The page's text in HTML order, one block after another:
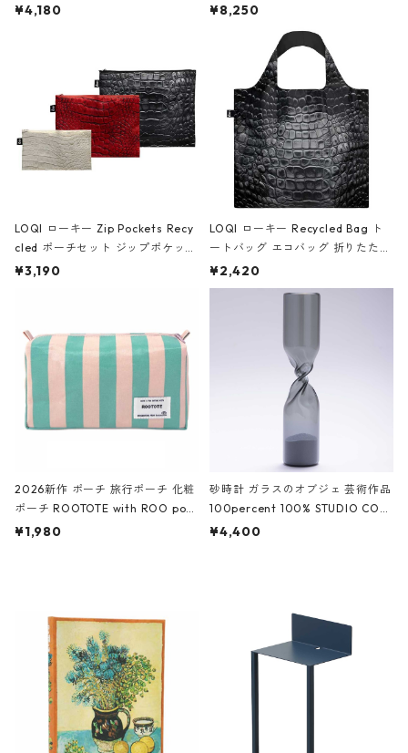
ミエ-B ショルダーバッグ グロスピ
¥4,180
ボストンバッグ ショルダーバッグ
Black ジャン=ミッシェル・バスキ
ア/クラウン ブラック
¥8,250
LOQI ローキー Zip Pockets Recy
cled ポーチセット ジップポケット
ファスナーポーチ 撥水加工 トラベ
ーガンディー、オフホワイト
¥3,190
LOQI ローキー Recycled Bag ト
ートバッグ エコバッグ 折りたたみ
大きめ 撥水加工 収納ポーチ CRO
CODILE/Black クロコダイル/ブラ
¥2,420
2026新作 ポーチ 旅行ポーチ 化粧
ポーチ ROOTOTE with ROO pou
ch 3532 ルートート WR.ポーチ.ラ
¥1,980
砂時計 ガラスのオブジェ 芸術作品
100percent 100% STUDIO COH
AKU Timeless 100パーセント ス
¥4,400